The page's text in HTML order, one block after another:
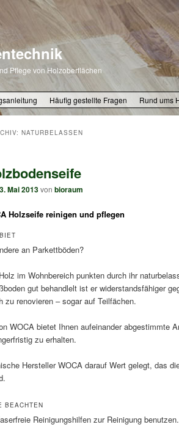
Pflege von Holzoberflächen
Häufig gestellte Fragen Rund ums
NATURBELASSEN
Mai 2013von bioraum
Holzseife reinigen und pflegen
an Parkettböden?
im Wohnbereich punkten durch ihr
gut behandlelt ist er widerstandsfähiger
zu renovieren – sogar auf Teilfächen.
WOCA bietet Ihnen aufeinander abgestimmte
zu erhalten.
Hersteller WOCA darauf Wert gelegt, das
BEACHTEN
Reinigungshilfen zur Reinigung benutzen.